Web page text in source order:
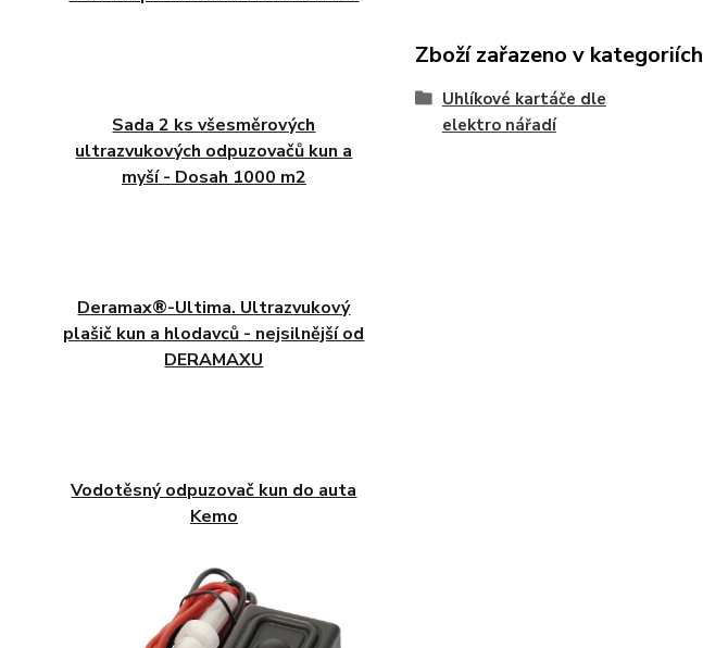
Sada 2 ks všesměrových
ultrazvukových odpuzovačů kun a
myší - Dosah 1000 m2
Deramax®-Ultima. Ultrazvukový
plašič kun a hlodavců - nejsilnější od
DERAMAXU
Vodotěsný odpuzovač kun do auta
Kemo
Zboží zařazeno v kategoriích
Uhlíkové kartáče dle
elektro nářadí